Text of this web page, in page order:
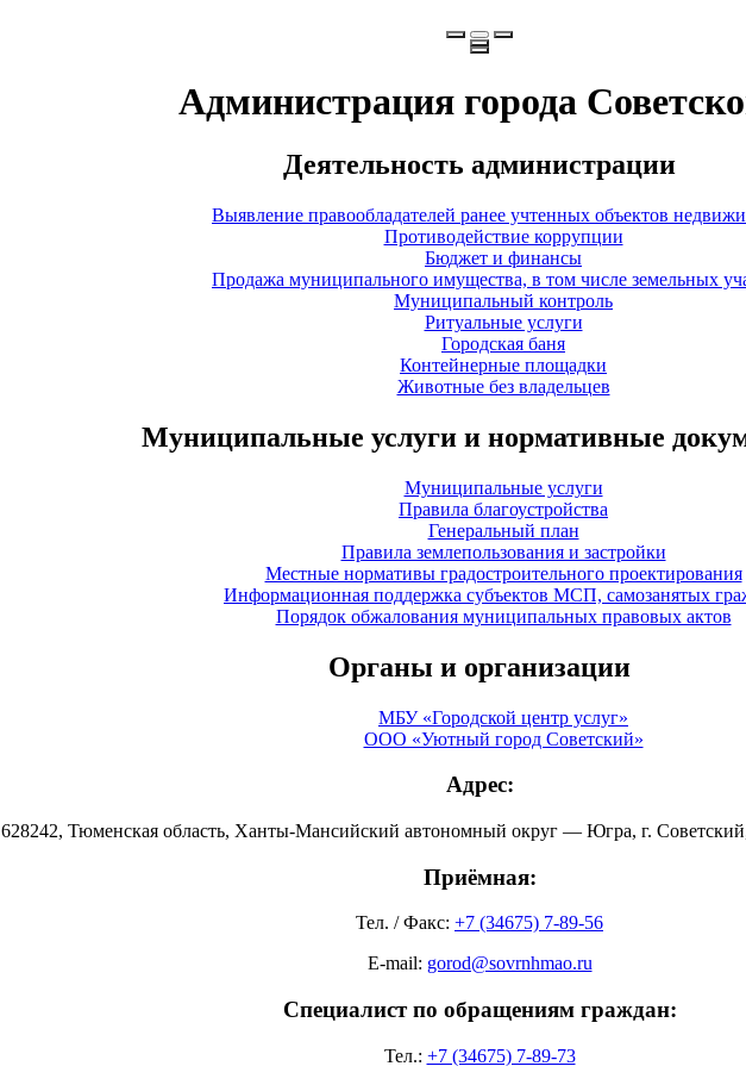
Администрация города
Деятельность администрации
Выявление правообладателей ранее учтенных объектов
Противодействие коррупции
Бюджет и финансы
Продажа муниципального имущества, в том числе земельных
Муниципальный контроль
Ритуальные услуги
Городская баня
Контейнерные площадки
Животные без владельцев
Муниципальные услуги и нормативные
Муниципальные услуги
Правила благоустройства
Генеральный план
Правила землепользования и застройки
Местные нормативы градостроительного проектирования
Информационная поддержка субъектов МСП, самозанятых
Порядок обжалования муниципальных правовых актов
Органы и организации
МБУ «Городской центр услуг»
ООО «Уютный город Советский»
Адрес:
628242, Тюменская область, Ханты-Мансийский автономный округ — Югра, г.
Приёмная:
Тел. / Факс: +7 (34675) 7-89-56
E-mail: gorod@sovrnhmao.ru
Специалист по обращениям граждан:
Тел.: +7 (34675) 7-89-73